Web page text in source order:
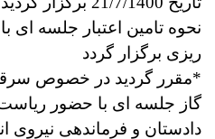
نحوه تامین اعتبار جلسه ای
ریزی برگزار گردد
*مقرر گردید در خصوص
گاز جلسه ای با حضور
دادستان و فرماندهی نیروی